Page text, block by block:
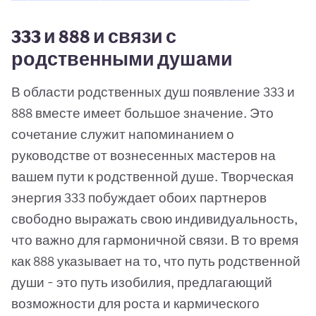
333 и 888 и связи с
родственными душами
В области родственных душ появление 333 и
888 вместе имеет большое значение. Это
сочетание служит напоминанием о
руководстве от вознесенных мастеров на
вашем пути к родственной душе. Творческая
энергия 333 побуждает обоих партнеров
свободно выражать свою индивидуальность,
что важно для гармоничной связи. В то время
как 888 указывает на то, что путь родственной
души - это путь изобилия, предлагающий
возможности для роста и кармического